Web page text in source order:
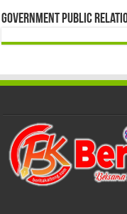
Government Public